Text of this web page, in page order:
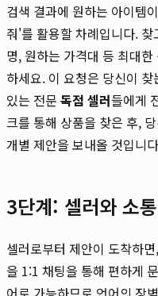
검색 결과에 원하는 아이템
줘'를 활용할 차례입니다.
명, 원하는 가격대 등 최대
하세요. 이 요청은 당신이 찾
있는 전문 독점 셀러들에게
크를 통해 상품을 찾은 후,
개별 제안을 보내올 것입니
3단계: 셀러와 소
셀러로부터 제안이 도착하
을 1:1 채팅을 통해 편하게